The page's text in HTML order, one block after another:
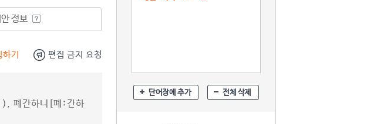
정보
기 편집 금지 요청
폐간하니[폐ː간하
단어장에 추가 전체 삭제